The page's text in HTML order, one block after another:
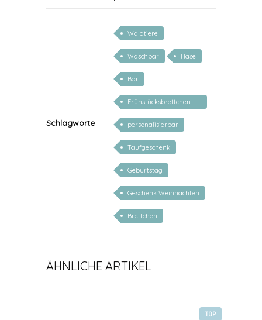
Schlagworte
Waldtiere
Waschbär Hase
Bär
Frühstücksbrettchen
personalisiert
personalisierbar
Taufgeschenk
Geburtstag
Geschenk Weihnachten
Brettchen
ÄHNLICHE ARTIKEL
TOP